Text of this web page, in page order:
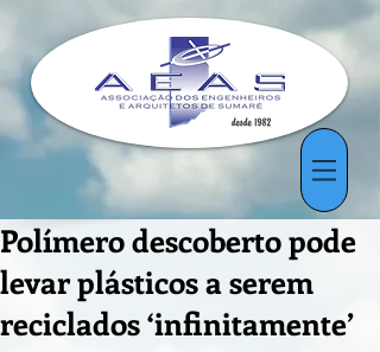
Polímero descoberto pode
levar plásticos a serem
reciclados ‘infinitamente’